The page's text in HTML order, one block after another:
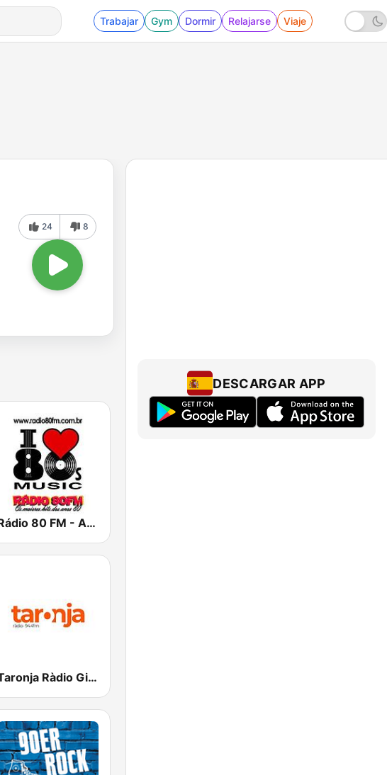
Trabajar Gym Dormir Relajarse Viaje
24 8
Rádio 80 FM - Anos 80
Taronja Ràdio Girona
DESCARGAR APP